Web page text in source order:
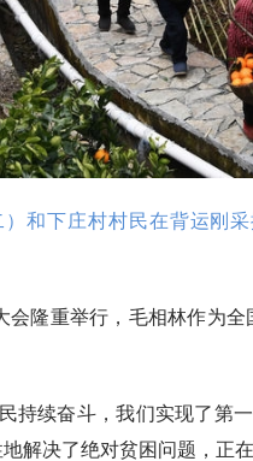
和下庄村村民在背运刚
隆重举行，毛相林作为全
持续奋斗，我们实现了第
解决了绝对贫困问题，正